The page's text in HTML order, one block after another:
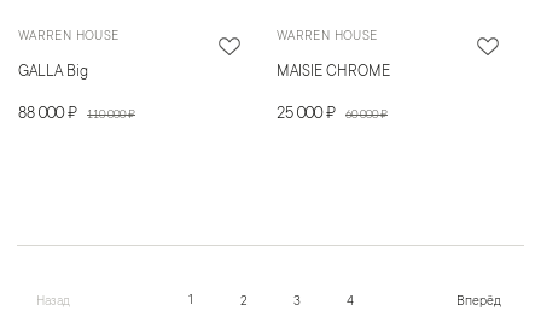
WARREN HOUSE
GALLA Big
88 000 ₽ 110 000 ₽
WARREN HOUSE
MAISIE CHROME
25 000 ₽ 60 000 ₽
Назад 1 2 3 4 Вперёд